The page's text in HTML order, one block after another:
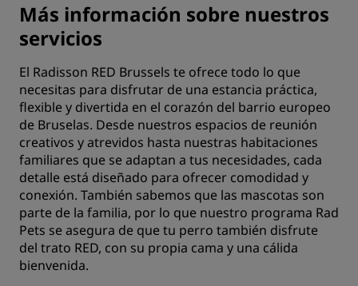
Más información sobre nuestros
servicios
El Radisson RED Brussels te ofrece todo lo que
necesitas para disfrutar de una estancia práctica,
flexible y divertida en el corazón del barrio europeo
de Bruselas. Desde nuestros espacios de reunión
creativos y atrevidos hasta nuestras habitaciones
familiares que se adaptan a tus necesidades, cada
detalle está diseñado para ofrecer comodidad y
conexión. También sabemos que las mascotas son
parte de la familia, por lo que nuestro programa Rad
Pets se asegura de que tu perro también disfrute
del trato RED, con su propia cama y una cálida
bienvenida.